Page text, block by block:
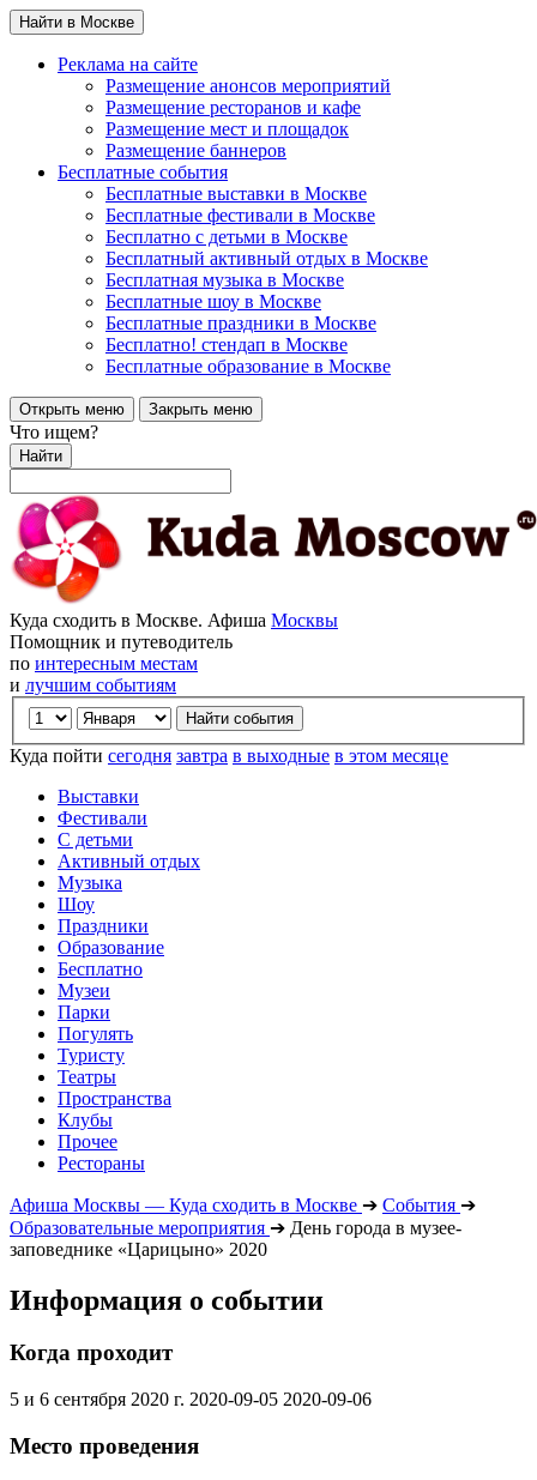
Найти в Москве
Реклама на сайте
Размещение анонсов мероприятий
Размещение ресторанов и кафе
Размещение мест и площадок
Размещение баннеров
Бесплатные события
Бесплатные выставки в Москве
Бесплатные фестивали в Москве
Бесплатно с детьми в Москве
Бесплатный активный отдых в Москве
Бесплатная музыка в Москве
Бесплатные шоу в Москве
Бесплатные праздники в Москве
Бесплатно! стендап в Москве
Бесплатные образование в Москве
Открыть меню Закрыть меню
Что ищем?
Найти
Куда сходить в Москве. Афиша Москвы
Помощник и путеводитель
по интересным местам
и лучшим событиям
Куда пойти сегодня завтра в выходные в этом месяце
Выставки
Фестивали
С детьми
Активный отдых
Музыка
Шоу
Праздники
Образование
Бесплатно
Музеи
Парки
Погулять
Туристу
Театры
Пространства
Клубы
Прочее
Рестораны
Афиша Москвы — Куда сходить в Москве ➔ События ➔
Образовательные мероприятия ➔ День города в музее-
заповеднике «Царицыно» 2020
Информация о событии
Когда проходит
5 и 6 сентября 2020 г. 2020-09-05 2020-09-06
Место проведения